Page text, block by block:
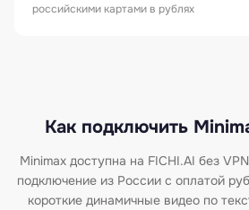
российскими картами в рублях
Как подключить
Minimax доступна на FICHI.AI без
подключение из России с оплатой
короткие динамичные видео по